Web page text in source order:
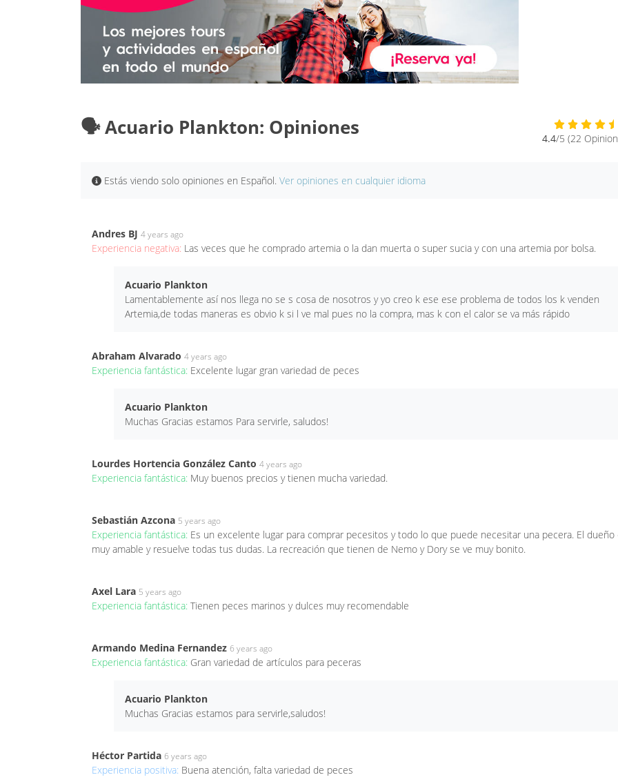
🗣️ Acuario Plankton: Opiniones 4.4/5 (22
Estás viendo solo opiniones en Español. Ver opiniones en cualquier idioma
Andres BJ 4 years ago
Experiencia negativa: Las veces que he comprado artemia o la dan muerta o super sucia y con una artemia por bolsa.
Acuario Plankton
Lamentablemente así nos llega no se s cosa de nosotros y yo creo k ese ese problema de todos los k venden
Artemia,de todas maneras es obvio k si l ve mal pues no la compra, mas k con el calor se va más rápido
Abraham Alvarado 4 years ago
Experiencia fantástica: Excelente lugar gran variedad de peces
Acuario Plankton
Muchas Gracias estamos Para servirle, saludos!
Lourdes Hortencia González Canto 4 years ago
Experiencia fantástica: Muy buenos precios y tienen mucha variedad.
Sebastián Azcona 5 years ago
Experiencia fantástica: Es un excelente lugar para comprar pecesitos y todo lo que puede necesitar una pecera. El dueño
muy amable y resuelve todas tus dudas. La recreación que tienen de Nemo y Dory se ve muy bonito.
Axel Lara 5 years ago
Experiencia fantástica: Tienen peces marinos y dulces muy recomendable
Armando Medina Fernandez 6 years ago
Experiencia fantástica: Gran variedad de artículos para peceras
Acuario Plankton
Muchas Gracias estamos para servirle,saludos!
Héctor Partida 6 years ago
Experiencia positiva: Buena atención, falta variedad de peces